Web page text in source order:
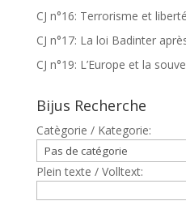
CJ n°16: Terrorisme et
CJ n°17: La loi Badinter
CJ n°19: L’Europe et la
Bijus Recherche
Catègorie / Kategorie:
Plein texte / Volltext: